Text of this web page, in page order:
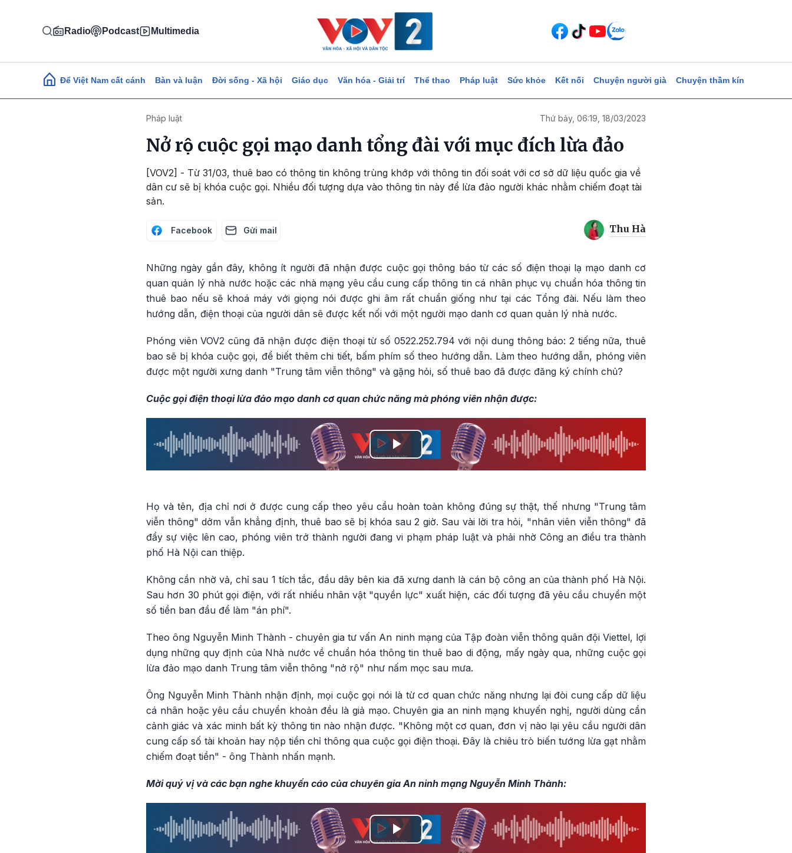
Radio Podcast Multimedia
Main navigation
Để Việt Nam cất cánh Bàn và luận Đời sống - Xã hội Giáo dục Văn hóa - Giải trí Thể thao Pháp luật Sức khỏe Kết nối Chuyện người già Chuyện thầm kín
Pháp luật Thứ bảy, 06:19, 18/03/2023
Nở rộ cuộc gọi mạo danh tổng đài với mục đích lừa đảo
[VOV2] - Từ 31/03, thuê bao có thông tin không trùng khớp với thông tin đối soát với cơ sở dữ liệu quốc gia về
dân cư sẽ bị khóa cuộc gọi. Nhiều đối tượng dựa vào thông tin này để lừa đảo người khác nhằm chiếm đoạt tài
sản.
Facebook Gửi mail Thu Hà
Những ngày gần đây, không ít người đã nhận được cuộc gọi thông báo từ các số điện thoại lạ mạo danh cơ
quan quản lý nhà nước hoặc các nhà mạng yêu cầu cung cấp thông tin cá nhân phục vụ chuẩn hóa thông tin
thuê bao nếu sẽ khoá máy với giọng nói được ghi âm rất chuẩn giống như tại các Tổng đài. Nếu làm theo
hướng dẫn, điện thoại của người dân sẽ được kết nối với một người mạo danh cơ quan quản lý nhà nước.
Phóng viên VOV2 cũng đã nhận được điện thoại từ số 0522.252.794 với nội dung thông báo: 2 tiếng nữa, thuê
bao sẽ bị khóa cuộc gọi, để biết thêm chi tiết, bấm phím số theo hướng dẫn. Làm theo hướng dẫn, phóng viên
được một người xưng danh "Trung tâm viễn thông" và gặng hỏi, số thuê bao đã được đăng ký chính chủ?
Cuộc gọi điện thoại lừa đảo mạo danh cơ quan chức năng mà phóng viên nhận được:
Play
Họ và tên, địa chỉ nơi ở được cung cấp theo yêu cầu hoàn toàn không đúng sự thật, thế nhưng "Trung tâm
viễn thông" dởm vẫn khẳng định, thuê bao sẽ bị khóa sau 2 giờ. Sau vài lời tra hỏi, "nhân viên viễn thông" đã
đẩy sự việc lên cao, phóng viên trở thành người đang vi phạm pháp luật và phải nhờ Công an điều tra thành
phố Hà Nội can thiệp.
Không cần nhờ vả, chỉ sau 1 tích tắc, đầu dây bên kia đã xưng danh là cán bộ công an của thành phố Hà Nội.
Sau hơn 30 phút gọi điện, với rất nhiều nhân vật "quyền lực" xuất hiện, các đối tượng đã yêu cầu chuyển một
số tiền ban đầu để làm "án phí".
Theo ông Nguyễn Minh Thành - chuyên gia tư vấn An ninh mạng của Tập đoàn viễn thông quân đội Viettel, lợi
dụng những quy định của Nhà nước về chuẩn hóa thông tin thuê bao di động, mấy ngày qua, những cuộc gọi
lừa đảo mạo danh Trung tâm viễn thông "nở rộ" như nấm mọc sau mưa.
Ông Nguyễn Minh Thành nhận định, mọi cuộc gọi nói là từ cơ quan chức năng nhưng lại đòi cung cấp dữ liệu
cá nhân hoặc yêu cầu chuyển khoản đều là giả mạo. Chuyên gia an ninh mạng khuyến nghị, người dùng cần
cảnh giác và xác minh bất kỳ thông tin nào nhận được. "Không một cơ quan, đơn vị nào lại yêu cầu người dân
cung cấp số tài khoản hay nộp tiền chỉ thông qua cuộc gọi điện thoại. Đây là chiêu trò biến tướng lừa gạt nhằm
chiếm đoạt tiền" - ông Thành nhấn mạnh.
Mời quý vị và các bạn nghe khuyến cáo của chuyên gia An ninh mạng Nguyễn Minh Thành:
Play